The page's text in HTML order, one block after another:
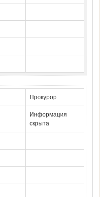
Прокурор
Информация
скрыта